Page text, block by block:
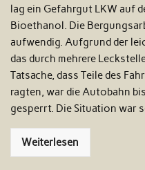
lag ein Gefahrgut LKW auf
Bioethanol. Die
aufwendig. Aufgrund der
das durch mehrere
Tatsache, dass Teile des
ragten, war die Autobahn
gesperrt. Die Situation war
Weiterlesen